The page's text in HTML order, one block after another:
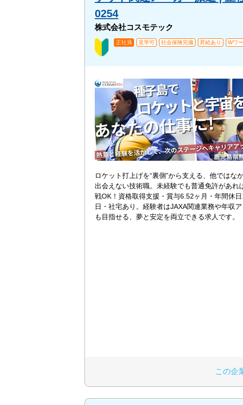
0254
株式会社コスモテック
正社員 見学可 社会保険完備 昇給あり Wワ
ロケット打上げを“裏側”から支える、他ではな
出会えない技術職。未経験でも普通免許があれ
戦OK！資格取得支援・賞与6.52ヶ月・年間休
日・社宅あり。経験者はJAXA関連業務や年収
も目指せる、夢と安定を両立できる求人です。
この企